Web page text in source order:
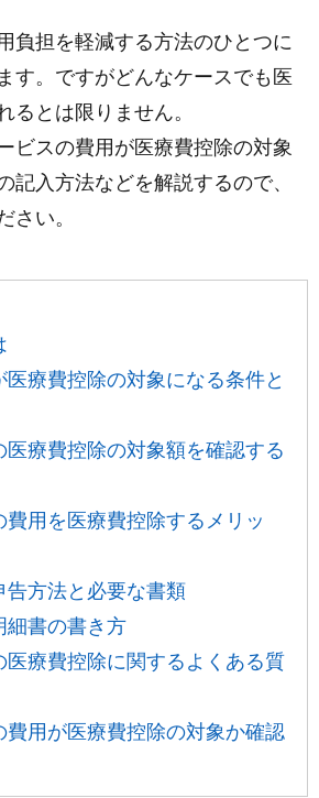
負担を軽減する方法のひとつに
す。ですがどんなケースでも医
るとは限りません。
ビスの費用が医療費控除の対象
記入方法などを解説するので、
さい。
医療費控除の対象になる条件と
医療費控除の対象額を確認する
費用を医療費控除するメリッ
告方法と必要な書類
細書の書き方
医療費控除に関するよくある質
費用が医療費控除の対象か確認